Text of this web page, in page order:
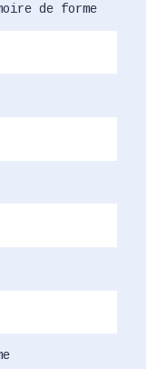
de forme